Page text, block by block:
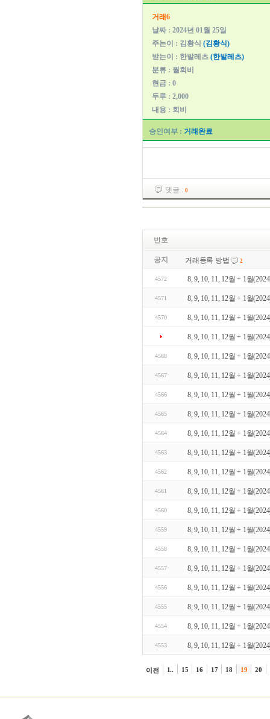
거래6
날짜 : 2024년 01월 25일
주는이 : 김황식 (김황식)
받는이 : 한밭레츠 (한밭레츠)
분류 : 월회비
현금 : 0
두루 : 2,000
내용 : 회비
승인여부 : 거래완료
댓글 : 0
번호
공지 거래등록 방법 2
4572 8, 9, 10, 11, 12월 + 1월
4571 8, 9, 10, 11, 12월 + 1월
4570 8, 9, 10, 11, 12월 + 1월
8, 9, 10, 11, 12월 + 1월
4568 8, 9, 10, 11, 12월 + 1월
4567 8, 9, 10, 11, 12월 + 1월
4566 8, 9, 10, 11, 12월 + 1월
4565 8, 9, 10, 11, 12월 + 1월
4564 8, 9, 10, 11, 12월 + 1월
4563 8, 9, 10, 11, 12월 + 1월
4562 8, 9, 10, 11, 12월 + 1월
4561 8, 9, 10, 11, 12월 + 1월
4560 8, 9, 10, 11, 12월 + 1월
4559 8, 9, 10, 11, 12월 + 1월
4558 8, 9, 10, 11, 12월 + 1월
4557 8, 9, 10, 11, 12월 + 1월
4556 8, 9, 10, 11, 12월 + 1월
4555 8, 9, 10, 11, 12월 + 1월
4554 8, 9, 10, 11, 12월 + 1월
4553 8, 9, 10, 11, 12월 + 1월
이전 1.. 15 16 17 18 19 20